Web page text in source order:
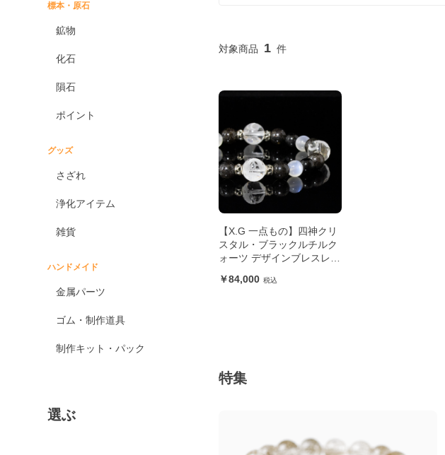
標本・原石
鉱物
化石
隕石
ポイント
グッズ
さざれ
浄化アイテム
雑貨
ハンドメイド
金属パーツ
ゴム・制作道具
制作キット・パック
選ぶ
1
【X.G 一点もの】四神クリ
スタル・ブラックルチルク
ォーツ デザインブレスレッ
84,000
特集